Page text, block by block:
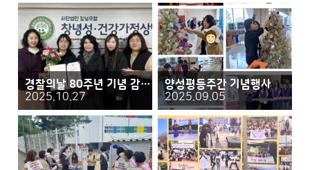
경찰의날 80주년 기념 감사장 수여
2025.10.27
양성평등주간 기념행사
2025.09.05